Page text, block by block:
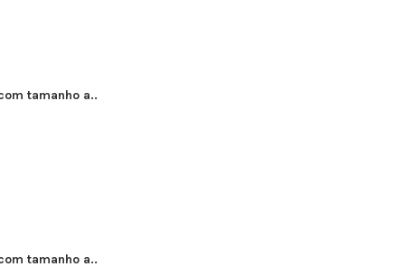
tamanho a..
tamanho a..